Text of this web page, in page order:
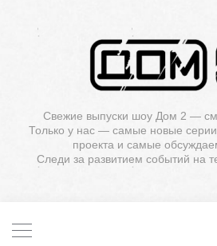
Свежие выпуски шоу Дом 2 —
Только у нас — самые новые
проекта и самые
Следи за развитием событий на